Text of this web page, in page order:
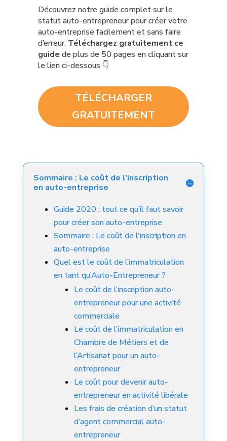
Découvrez notre guide complet sur le
statut auto-entrepreneur pour créer votre
auto-entreprise facilement et sans faire
d’erreur. Téléchargez gratuitement ce
guide de plus de 50 pages en cliquant sur
le lien ci-dessous 👇
TÉLÉCHARGER
GRATUITEMENT
Sommaire : Le coût de l'inscription
en auto-entreprise
Guide 2020 : tout ce qu’il faut savoir
pour créer son auto-entreprise
Sommaire : Le coût de l'inscription en
auto-entreprise
Quel est le coût de l’immatriculation
en tant qu’Auto-Entrepreneur ?
Le coût de l’inscription auto-
entrepreneur pour une activité
commerciale
Le coût de l’immatriculation en
Chambre de Métiers et de
l’Artisanat pour un auto-
entrepreneur
Le coût pour devenir auto-
entrepreneur en activité libérale
Les frais de création d’un statut
d’agent commercial auto-
entrepreneur